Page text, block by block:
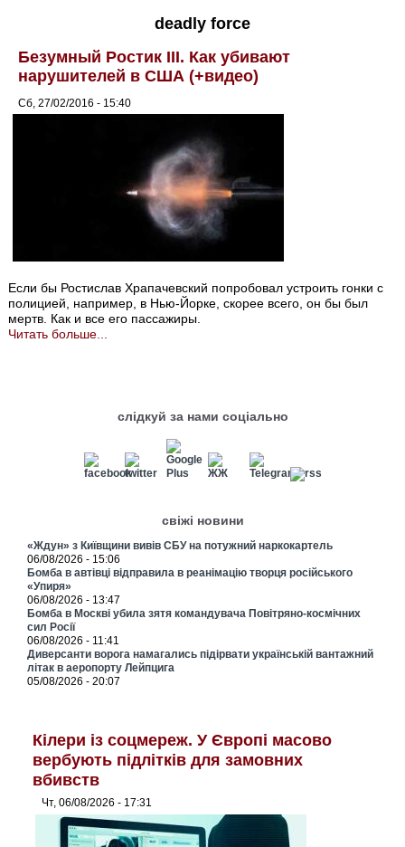
deadly force
Безумный Ростик III. Как убивают
нарушителей в США (+видео)
Сб, 27/02/2016 - 15:40
Если бы Ростислав Храпачевский попробовал устроить гонки с
полицией, например, в Нью-Йорке, скорее всего, он бы был
мертв. Как и все его пассажиры.
Читать больше...
слідкуй за нами соціально
свіжі новини
«Ждун» з Київщини вивів СБУ на потужний наркокартель
06/08/2026 - 15:06
Бомба в автівці відправила в реанімацію творця російського
«Упиря»
06/08/2026 - 13:47
Бомба в Москві убила зятя командувача Повітряно-космічних
сил Росії
06/08/2026 - 11:41
Диверсанти ворога намагались підірвати українській вантажний
літак в аеропорту Лейпцига
05/08/2026 - 20:07
Кілери із соцмереж. У Європі масово
вербують підлітків для замовних
вбивств
Чт, 06/08/2026 - 17:31